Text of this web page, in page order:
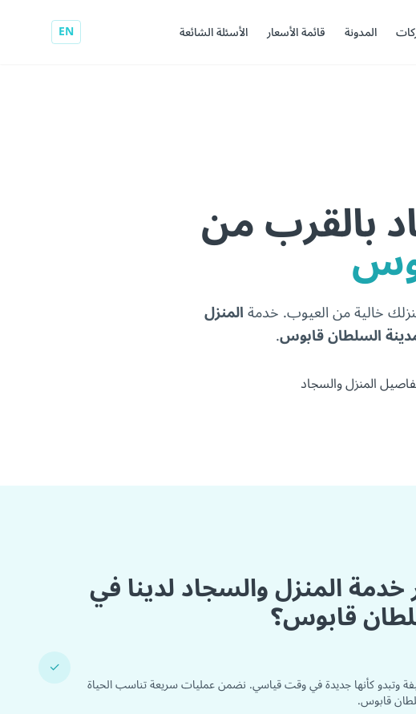
المدونة قائمة الأسعار الأسئلة الشائعة EN
بالقرب من
خالية من العيوب. خدمةالمنزل
السلطان قابوس.
المنزل والسجاد
خدمة المنزل والسجاد لدينا في
قابوس؟
✓
وتبدو كأنها جديدة في وقت قياسي. نضمن عمليات سريعة تناسب الحياة
قابوس.